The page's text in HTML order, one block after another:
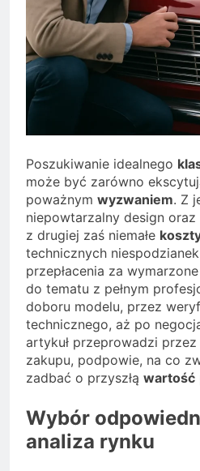
Poszukiwanie idealnego
może być zarówno
poważnym wyzwaniem. Z
niepowtarzalny design
z drugiej zaś niemałe
technicznych
przepłacenia za
do tematu z pełnym
doboru modelu, przez
technicznego, aż po
artykuł przeprowadzi
zakupu, podpowie, na co
zadbać o przyszłą wartość
Wybór
analiza rynku